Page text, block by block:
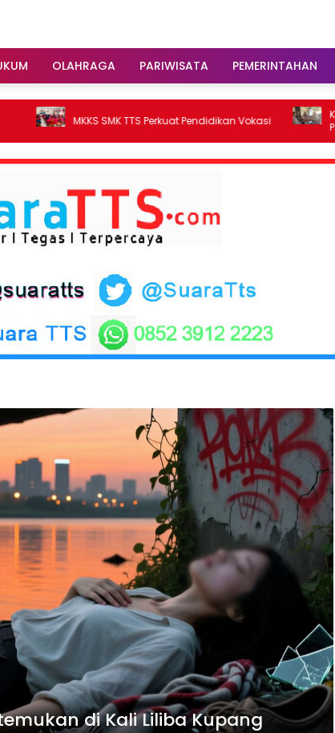
OLAHRAGA PARIWISATA PEMERINTAHAN
MKKS SMK TTS Perkuat Pendidikan Vokasi
Kasus
Polsek Alak
di Kali Liliba Kupang